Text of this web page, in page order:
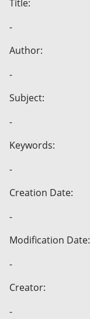
Title:
-
Author:
-
Subject:
-
Keywords:
-
Creation Date:
-
Modification Date:
-
Creator:
-